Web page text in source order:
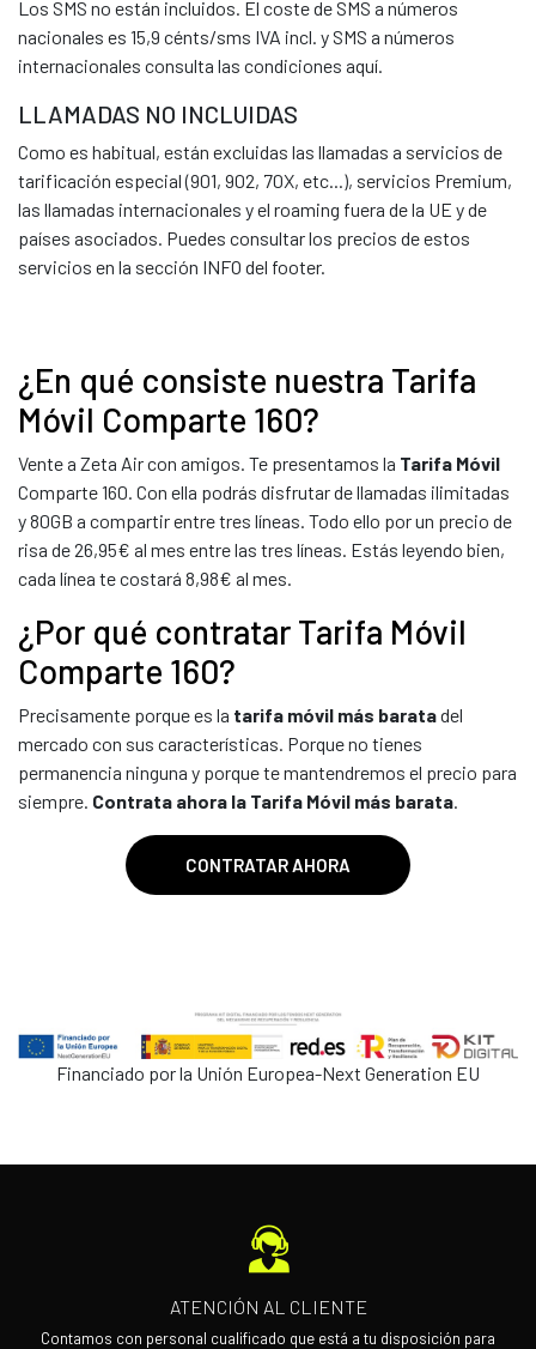
Los SMS no están incluidos. El coste de SMS a números
nacionales es 15,9 cénts/sms IVA incl. y SMS a números
internacionales consulta las condiciones aquí.
LLAMADAS NO INCLUIDAS
Como es habitual, están excluidas las llamadas a servicios de
tarificación especial (901, 902, 70X, etc...), servicios Premium,
las llamadas internacionales y el roaming fuera de la UE y de
países asociados. Puedes consultar los precios de estos
servicios en la sección INFO del footer.
¿En qué consiste nuestra Tarifa
Móvil Comparte 160?
Vente a Zeta Air con amigos. Te presentamos la Tarifa Móvil
Comparte 160. Con ella podrás disfrutar de llamadas ilimitadas
y 80GB a compartir entre tres líneas. Todo ello por un precio de
risa de 26,95€ al mes entre las tres líneas. Estás leyendo bien,
cada línea te costará 8,98€ al mes.
¿Por qué contratar Tarifa Móvil
Comparte 160?
Precisamente porque es la tarifa móvil más baratadel
mercado con sus características. Porque no tienes
permanencia ninguna y porque te mantendremos el precio para
siempre. Contrata ahora la Tarifa Móvil más barata
CONTRATAR AHORA
Financiado por la Unión Europea-Next Generation EU
ATENCIÓN AL CLIENTE
Contamos con personal cualificado que está a tu disposición para